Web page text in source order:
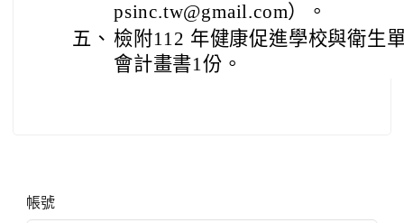
psinc.tw@gmail.com）。
五、 檢附112 年健康促進學校與衛生
會計畫書1份。
帳號